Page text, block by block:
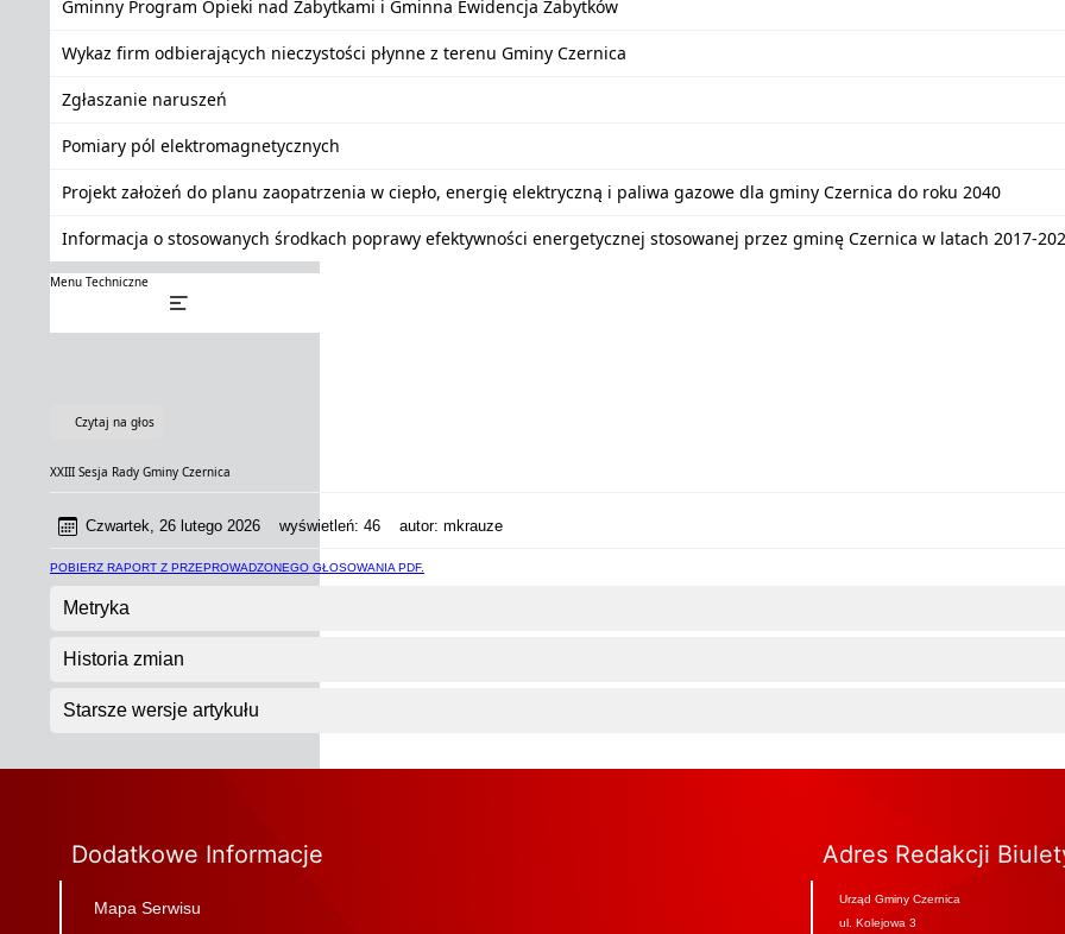
Gminny Program Opieki nad Zabytkami i Gminna Ewidencja Zabytków
Wykaz firm odbierających nieczystości płynne z terenu Gminy Czernica
Zgłaszanie naruszeń
Pomiary pól elektromagnetycznych
Projekt założeń do planu zaopatrzenia w ciepło, energię elektryczną i paliwa gazowe dla gminy Czernica do roku 2040
Informacja o stosowanych środkach poprawy efektywności energetycznej stosowanej przez gminę Czernica w latach 2017-
Menu Techniczne
Czytaj na głos
XXIII Sesja Rady Gminy Czernica
Czwartek, 26 lutego 2026 wyświetleń: 46 autor: mkrauze
POBIERZ RAPORT Z PRZEPROWADZONEGO GŁOSOWANIA PDF.
Metryka
Historia zmian
Starsze wersje artykułu
Dodatkowe Informacje
Mapa Serwisu
Adres Redakcji
Urząd Gminy Czernica
ul. Kolejowa 3